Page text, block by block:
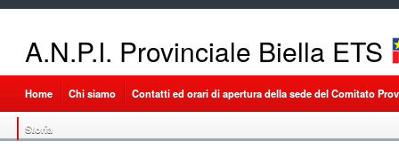
A.N.P.I. Provinciale Biella ETS
Home Chi siamo Contatti ed orari di apertura della sede del Comitato
Storia